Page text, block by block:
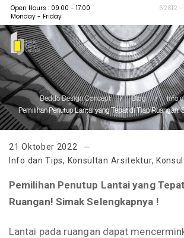
Open Hours : 09.00 - 17.00
Monday - Friday
62812
Beddo Design Concept / Blog / Info
Pemilihan Penutup Lantai yang Tepat di Tiap Ruangan!
21 Oktober 2022
Info dan Tips, Konsultan Arsitektur,
Pemilihan Penutup Lantai yang
Ruangan! Simak Selengkapnya !
Lantai pada ruangan dapat